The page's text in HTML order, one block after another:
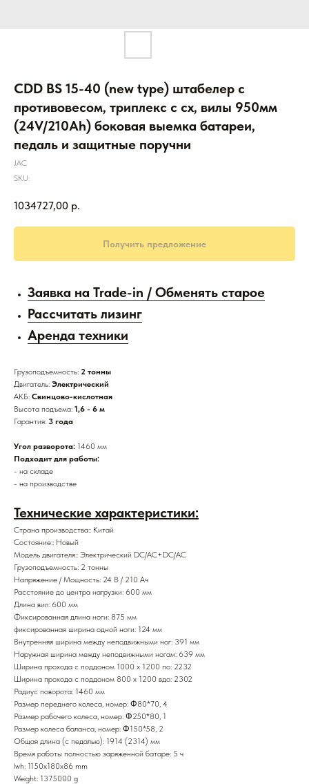
CDD BS 15-40 (new type) штабелер с
противовесом, триплекс с сх, вилы 950мм
(24V/210Ah) боковая выемка батареи,
педаль и защитные поручни
JAC
SKU:
1034727,00 р.
Получить предложение
Заявка на Trade-in / Обменять старое
Рассчитать лизинг
Аренда техники
Грузоподъемность: 2 тонны
Двигатель: Электрический
АКБ: Свинцово-кислотная
Высота подъема: 1,6 - 6 м
Гарантия: 3 года
Угол разворота: 1460 мм
Подходит для работы:
- на складе
- на производстве
Технические характеристики:
Страна производства:: Китай
Состояние:: Новый
Модель двигателя:: Электрический DC/AC+DC/AC
Грузоподъемность: 2 тонны
Напряжение / Мощность: 24 В / 210 Ач
Расстояние до центра нагрузки: 600 мм
Длина вил: 600 мм
Фиксированная длина ноги: 875 мм
фиксированная ширина одной ноги: 124 мм
Внутренняя ширина между неподвижными ног: 391 мм
Наружная ширина между неподвижными ногам: 639 мм
Ширина прохода с поддоном 1000 x 1200 по: 2232
Ширина прохода с поддоном 800 х 1200 вдо: 2302
Радиус поворота: 1460 мм
Размер переднего колеса, номер: Φ80*70, 4
Размер рабочего колеса, номер: Φ250*80, 1
Размер колеса баланса, номер: Φ150*58, 2
Общая длина (с педалью): 1914 (2314) мм
Время работы полностью заряженной батаре: 5 ч
lwh: 1150x180x86 mm
Weight: 1375000 g